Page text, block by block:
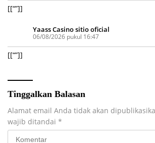
[[“”]]
Yaass Casino sitio oficial
06/08/2026 pukul 16:47
[[“”]]
Tinggalkan Balasan
Alamat email Anda tidak akan
wajib ditandai *